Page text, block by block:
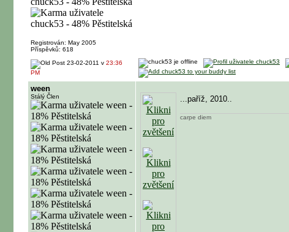
Registrován: May 2005
Příspěvků: 618
23-02-2011 v 23:36
PM
ween
Stálý Člen ...paříž, 2010..
carpe diem